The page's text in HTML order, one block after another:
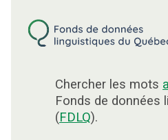
Chercher les mots
Fonds de données
(FDLQ).